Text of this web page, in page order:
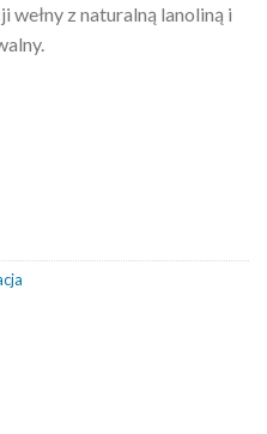
wełny z naturalną lanoliną i